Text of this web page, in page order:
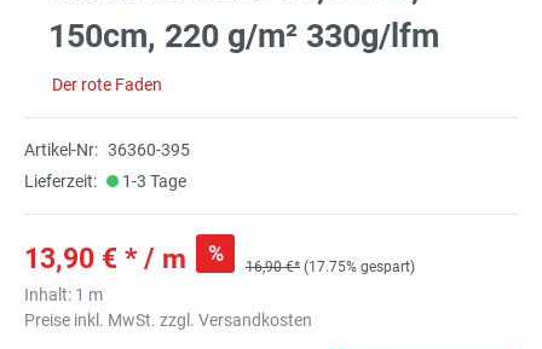
150cm, 220 g/m² 330g/lfm
Der rote Faden
Artikel-Nr: 36360-395
Lieferzeit:
1-3 Tage
13,90 € * / m %
16,90 €* (17.75% gespart)
Inhalt: 1 m
Preise inkl. MwSt. zzgl. Versandkosten